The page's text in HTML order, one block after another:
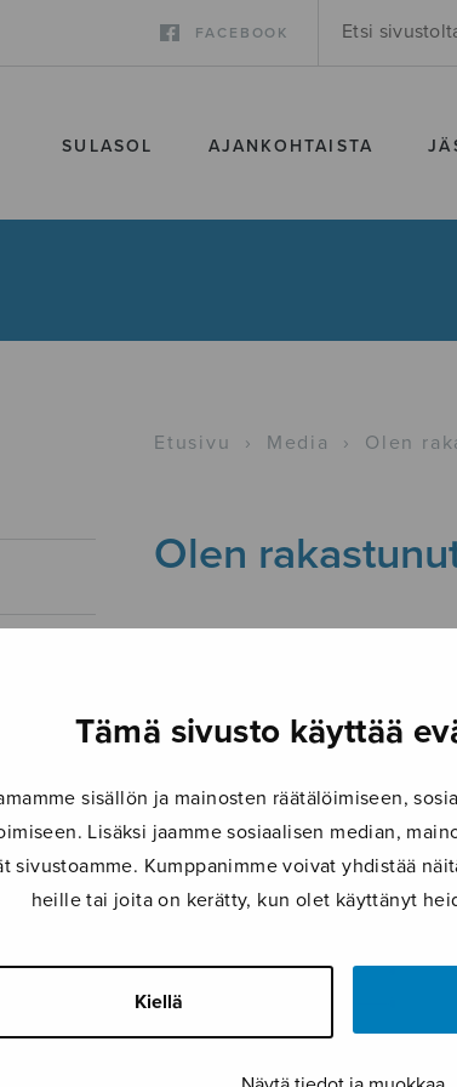
Tämä sivusto käyttää
sisällön ja mainosten räätälöimiseen,
Lisäksi jaamme sosiaalisen median,
sivustoamme. Kumppanimme voivat yhdistää
heille tai joita on kerätty, kun olet käyttänyt
Kiellä
FACEBOOK
SULASOL AJANKOHTAISTA
Etusivu › Media › Olen
Olen